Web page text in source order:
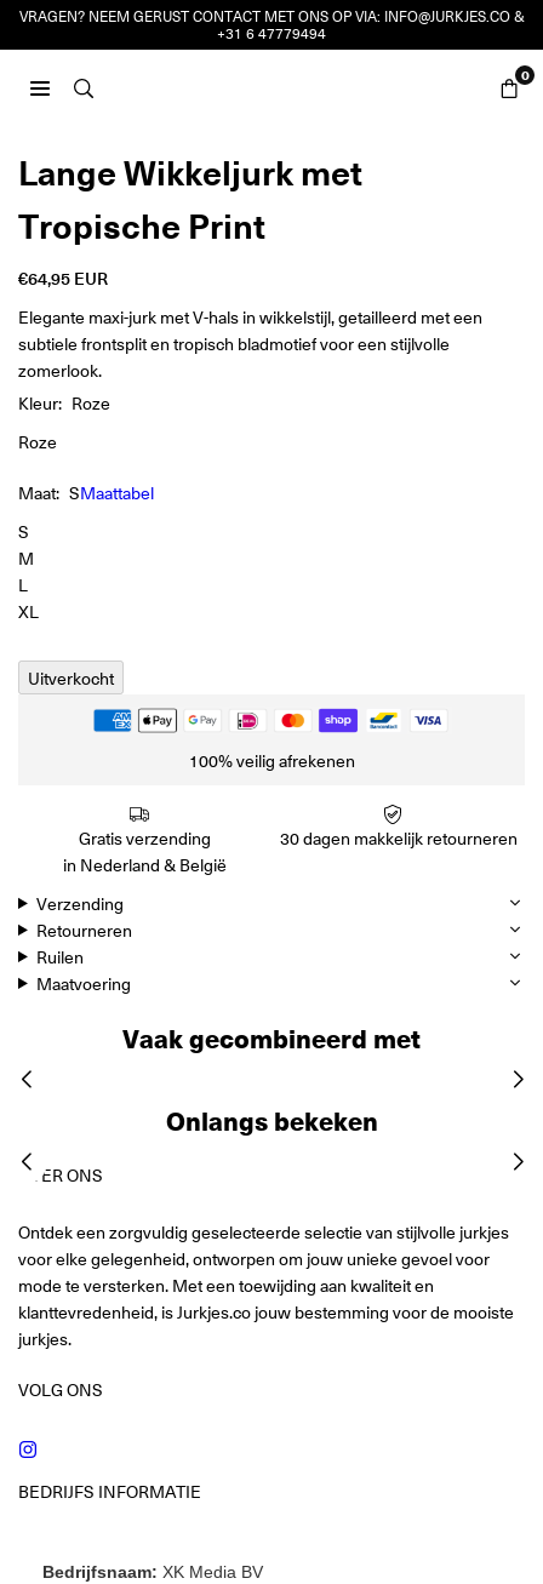
VRAGEN? NEEM GERUST CONTACT MET ONS OP VIA: INFO@JURKJES.CO&
+31 6 47779494
0
Lange Wikkeljurk met
Tropische Print
Reguliere
prijs
€64,95 EUR
Elegante maxi-jurk met V-hals in wikkelstijl, getailleerd met een
subtiele frontsplit en tropisch bladmotief voor een stijlvolle
zomerlook.
Kleur: Roze
Roze
Maat: SMaattabel
S
M
L
XL
Uitverkocht
100% veilig afrekenen
Gratis verzending
in Nederland & België
30 dagen makkelijk retourneren
Verzending
Retourneren
Ruilen
Maatvoering
Vaak gecombineerd met
Onlangs bekeken
OVER ONS
Ontdek een zorgvuldig geselecteerde selectie van stijlvolle jurkjes
voor elke gelegenheid, ontworpen om jouw unieke gevoel voor
mode te versterken. Met een toewijding aan kwaliteit en
klanttevredenheid, is Jurkjes.co jouw bestemming voor de mooiste
jurkjes.
VOLG ONS
BEDRIJFS INFORMATIE
Bedrijfsnaam: XK Media BV